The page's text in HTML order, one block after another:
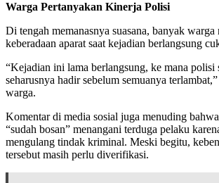
Warga Pertanyakan Kinerja Polisi
Di tengah memanasnya suasana, banyak warga
keberadaan aparat saat kejadian berlangsung
“Kejadian ini lama berlangsung, ke mana polisi
seharusnya hadir sebelum semuanya
warga.
Komentar di media sosial juga menuding
“sudah bosan” menangani terduga pelaku
mengulang tindak kriminal. Meski begitu,
tersebut masih perlu diverifikasi.